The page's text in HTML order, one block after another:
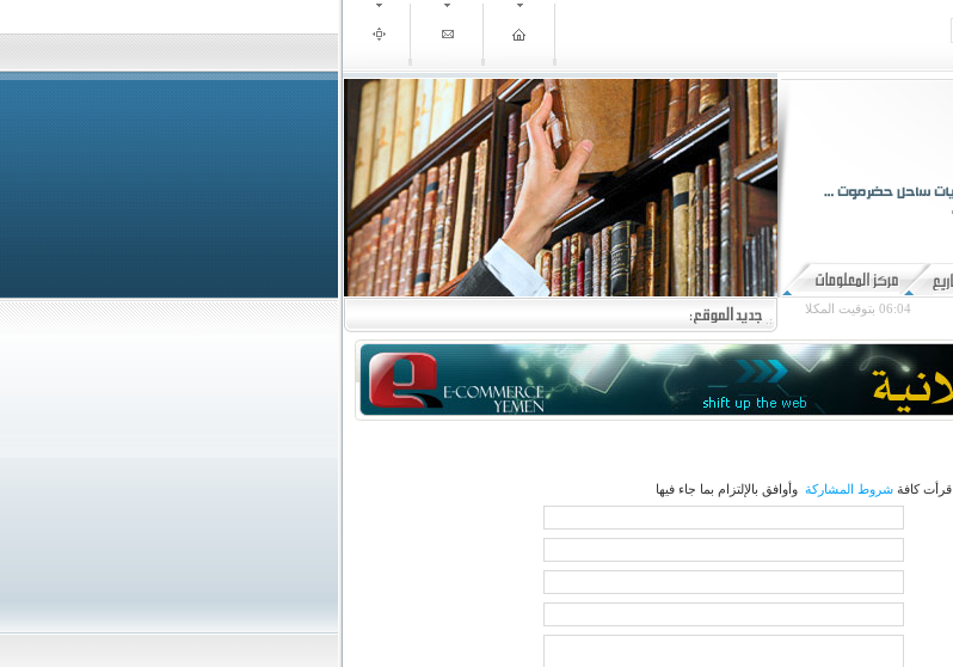
06:04 بتوقيت المكلا
قرأت كافة شروط المشاركة وأوافق بالإلتزام بما جاء فيها